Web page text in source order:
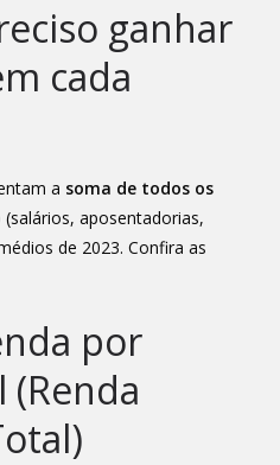
ganhar
cada
a soma de todos os
aposentadorias,
de 2023. Confira as
por
(Renda